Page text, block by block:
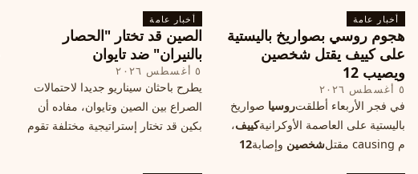
الخريطة السياسية.
أخبار عامة
هجوم روسي بصواريخ باليستية
على كييف يقتل شخصين
ويصيب 12
٥ أغسطس ٢٠٢٦
في فجر الأربعاء أطلقتروسيا صواريخ
باليستية على العاصمة الأوكرانيةكييف،
م causing مقتل
شخصين وإصابة12
أخبار عامة
الصين قد تختار "الحصار
بالنيران" ضد تايوان
٥ أغسطس ٢٠٢٦
يطرح باحثان سيناريو جديدا لاحتمالات
الصراع بين الصين وتايوان، مفاده أن
بكين قد تختار إستراتيجية مختلفة تقوم